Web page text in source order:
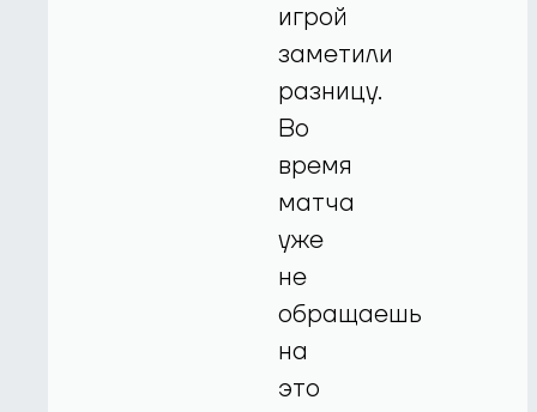
игрой
заметили
разницу.
Во
время
матча
уже
не
обращаешь
на
это